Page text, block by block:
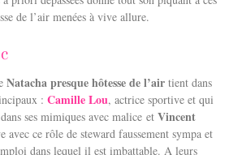
de l’air menées à vive allure.
Natacha presque hôtesse de l’air tient dans
:Camille Lou, actrice sportive et qui
ses mimiques avec malice etVincent
avec ce rôle de steward faussement sympa et
dans lequel il est imbattable. A leurs